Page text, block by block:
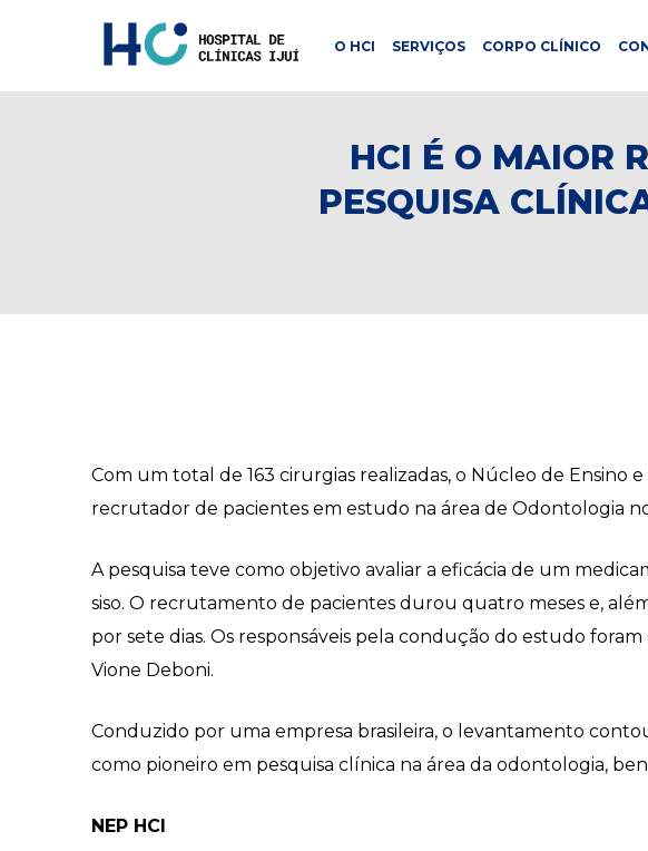
O HCI SERVIÇOS CORPO CLÍNICO
HCI É O MAIOR
PESQUISA
Com um total de 163 cirurgias realizadas, o Núcleo de Ensino
recrutador de pacientes em estudo na área de Odontologia
A pesquisa teve como objetivo avaliar a eficácia de um
siso. O recrutamento de pacientes durou quatro meses e,
por sete dias. Os responsáveis pela condução do estudo
Vione Deboni.
Conduzido por uma empresa brasileira, o levantamento
como pioneiro em pesquisa clínica na área da odontologia,
NEP HCI